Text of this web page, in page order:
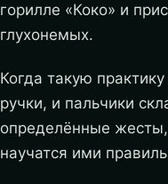
горилле «Коко» и
глухонемых.
Когда такую
ручки, и пальчики
определённые
научатся ими